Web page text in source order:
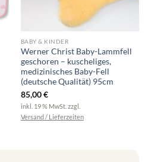
BABY & KINDER
Werner Christ Baby-Lammfell
geschoren – kuscheliges,
medizinisches Baby-Fell
(deutsche Qualität) 95cm
85,00€
inkl. 19 % MwSt. zzgl.
Versand / Lieferzeiten